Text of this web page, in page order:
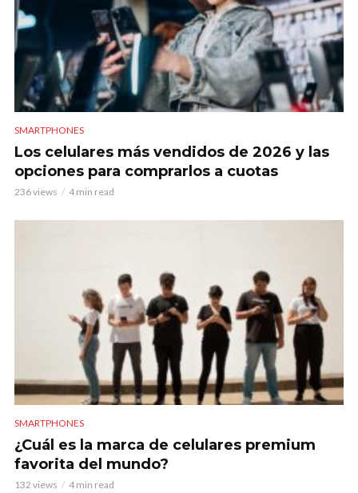
SMARTPHONES
Los celulares más vendidos de 2026 y las
opciones para comprarlos a cuotas
236 views 4 min read
SMARTPHONES
¿Cuál es la marca de celulares premium
favorita del mundo?
132 views 4 min read